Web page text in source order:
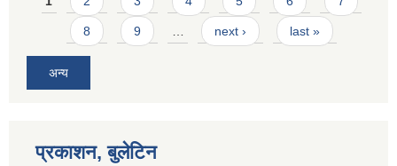
8 9 … next › last »
अन्य
प्रकाशन, बुलेटिन